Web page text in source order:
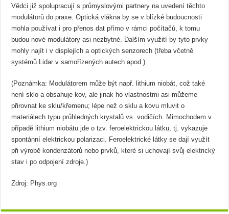
Vědci již spolupracují s průmyslovými partnery na uvedení těchto
modulátorů do praxe. Optická vlákna by se v blízké budoucnosti
mohla používat i pro přenos dat přímo v rámci počítačů, k tomu
budou nové modulátory asi nezbytné. Dalším využití by tyto prvky
mohly najít i v displejích a optických senzorech (třeba včetně
systémů Lidar v samořízených autech apod.).
(Poznámka: Modulátorem může být např. lithium niobát, což také
není sklo a obsahuje kov, ale jinak ho vlastnostmi asi můžeme
přirovnat ke sklu/křemenu; lépe než o sklu a kovu mluvit o
materiálech typu průhledných krystalů vs. vodičích. Mimochodem v
případě lithium niobátu jde o tzv. feroelektrickou látku, tj. vykazuje
spontánní elektrickou polarizaci. Feroelektrické látky se dají využít
při výrobě kondenzátorů nebo prvků, které si uchovají svůj elektrický
stav i po odpojení zdroje.)
Zdroj: Phys.org